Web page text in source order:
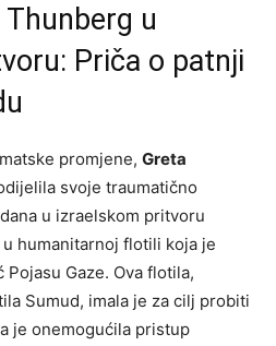
u
Priča o patnji
promjene, Greta
svoje traumatično
u izraelskom pritvoru
humanitarnoj flotili koja je
Gaze. Ova flotila,
Sumud, imala je za cilj probiti
je onemogućila pristup